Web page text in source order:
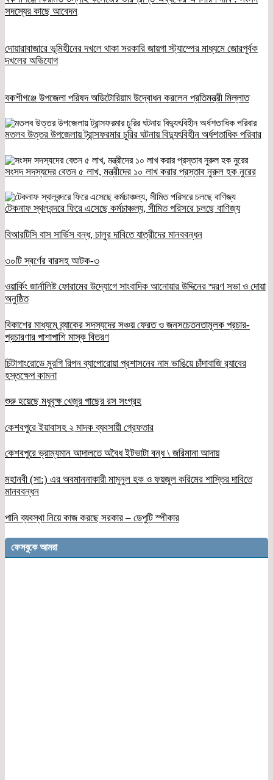
সদস্যের কাছে আবেদন
দোয়ারাবাজারে ভূমিহীনের দখলে থাকা সরকারি জায়গা স্ট্যাম্পের মাধ্যমে জোরপূর্বক
দখলের অভিযোগ
বকশীগঞ্জে উপজেলা পরিষদ অডিটোরিয়াম উদ্বোধন করলেন প্রতিমন্ত্রী মিল্লাত
মতলব উত্তর উপজেলায় ট্রান্সফরমার চুরির ঘটনায় বিদ্যুৎবিহীন অর্ধশতাধিক পরিবার
সংসদ সদস্যদের বেতন ৫ লাখ, মন্ত্রীদের ১০ লাখ করার প্রস্তাব নুরুল হক নুরের
টেকনাফ স্থলবন্দরে ফিরে এসেছে কর্মচাঞ্চল্য, সীমিত পরিসরে চলছে বাণিজ্য
বিআরটিসি বাস সার্ভিস বন্ধ, চালুর দাবিতে যাত্রীদের মানববন্ধন
৩০টি স্বর্ণের বারসহ আটক-৩
ওয়ার্কিং জার্নালিষ্ট ফোরামের উদ্যোগে সাংবাদিক আনোয়ার উদ্দিনের স্মরণ সভা ও দোয়া
অনুষ্ঠিত
বিকাশের মাধ্যমে ব্র্যাকের সদস্যদের সঞ্চয় ফেরত ও জনসচেতনতামূলক প্রচার-
প্রচারণার পাশাপাশি মাস্ক বিতরণ
চিটাগাংরোডে মুরগি রিপন ব্যাপোরোয়া প্রশাসনের নাম ভাঙিয়ে চাঁদাবাজি র‌্যাবের
হস্তক্ষেপ কামনা
শুরু হয়েছে মধুবৃক্ষ খেজুর গাছের রস সংগ্রহ
কেশবপুরে ইয়াবাসহ ২ মাদক ব্যবসায়ী গ্রেফতার
কেশবপুরে ভ্রাম্যমান আদালতে অবৈধ ইটভাটা বন্ধ \ জরিমানা আদায়
মহানবী (সা:) এর অবমাননাকারী মামুনুল হক ও ফয়জুল করিমের শাস্তির দাবিতে
মানববন্ধন
পানি ব্যবস্থা নিয়ে কাজ করছে সরকার – ডেপুটি স্পীকার
ফেসবুকে আমরা